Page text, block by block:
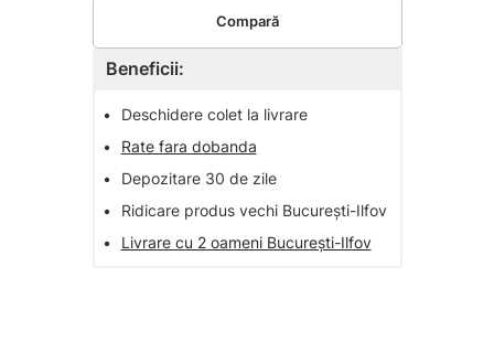
Beneficii:
•
Deschidere colet la livrare
•
Rate fara dobanda
•
Depozitare 30 de zile
•
Ridicare produs vechi București-Ilfov
•
Livrare cu 2 oameni București-Ilfov
Compară